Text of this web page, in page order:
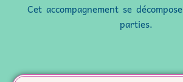
Cet accompagnement se
parties.